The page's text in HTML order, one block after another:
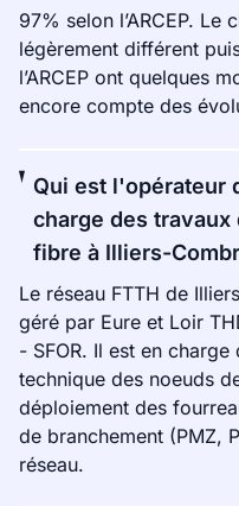
97% selon l’ARCEP.
légèrement différent
l’ARCEP ont quelques
encore compte des
Qui est l'opérateur
charge des
fibre à Illiers-
Le réseau FTTH de
géré par Eure et Loir
- SFOR. Il est en
technique des noeuds
déploiement des
de branchement (PMZ,
réseau.